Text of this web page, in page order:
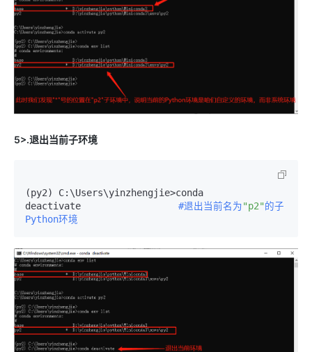
5>.退出当前子环境
(py2) C:\Users\yinzhengjie>conda
deactivate #退出当前名为"p2"的子
Python环境